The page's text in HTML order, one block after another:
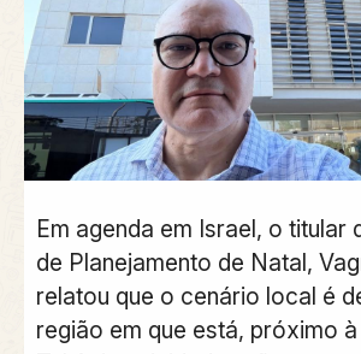
Em agenda em Israel, o titular
de Planejamento de Natal,
relatou que o cenário local é
região em que está, próximo